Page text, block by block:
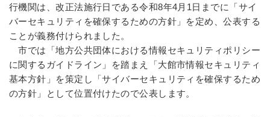
行機関は、改正法施行日である令和8年4月1日までに「サイ
バーセキュリティを確保するための方針」を定め、公表する
ことが義務付けられました。
市では「地方公共団体における情報セキュリティポリシー
に関するガイドライン」を踏まえ「大館市情報セキュリティ
基本方針」を策定し「サイバーセキュリティを確保するため
の方針」として位置付けたので公表します。